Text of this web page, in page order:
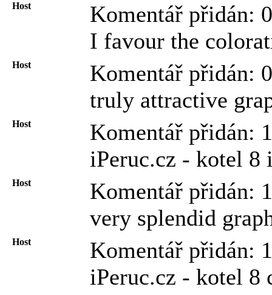
Host
Komentář přidán:
I favour the
Host
Komentář přidán:
truly attractive
Host
Komentář přidán:
iPeruc.cz - kotel 8
Host
Komentář přidán:
very splendid
Host
Komentář přidán:
iPeruc.cz - kotel 8